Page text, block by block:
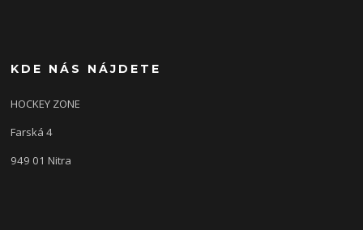
KDE NÁS NÁJDETE
HOCKEY ZONE
Farská 4
949 01 Nitra